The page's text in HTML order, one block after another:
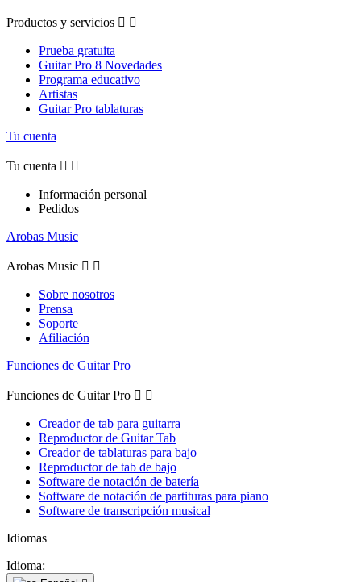
Productos y servicios  
Prueba gratuita
Guitar Pro 8 Novedades
Programa educativo
Artistas
Guitar Pro tablaturas
Tu cuenta
Tu cuenta  
Información personal
Pedidos
Arobas Music
Arobas Music  
Sobre nosotros
Prensa
Soporte
Afiliación
Funciones de Guitar Pro
Funciones de Guitar Pro  
Creador de tab para guitarra
Reproductor de Guitar Tab
Creador de tablaturas para bajo
Reproductor de tab de bajo
Software de notación de batería
Software de notación de partituras para piano
Software de transcripción musical
Idiomas
Idioma: